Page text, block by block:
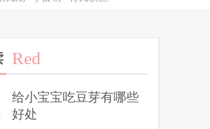
Red
给小宝宝吃豆芽有哪些
好处